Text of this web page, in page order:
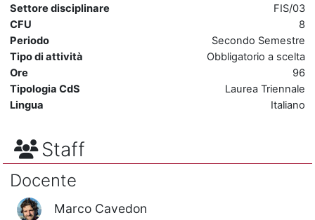
Settore disciplinare
FIS/03
CFU
8
Periodo
Secondo Semestre
Tipo di attività
Obbligatorio a scelta
Ore
96
Tipologia CdS
Laurea Triennale
Lingua
Italiano
Staff
Docente
Marco Cavedon